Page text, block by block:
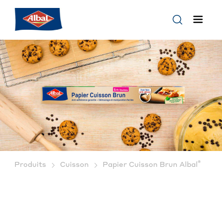
Produits Cuisson Papier Cuisson Brun Albal ®